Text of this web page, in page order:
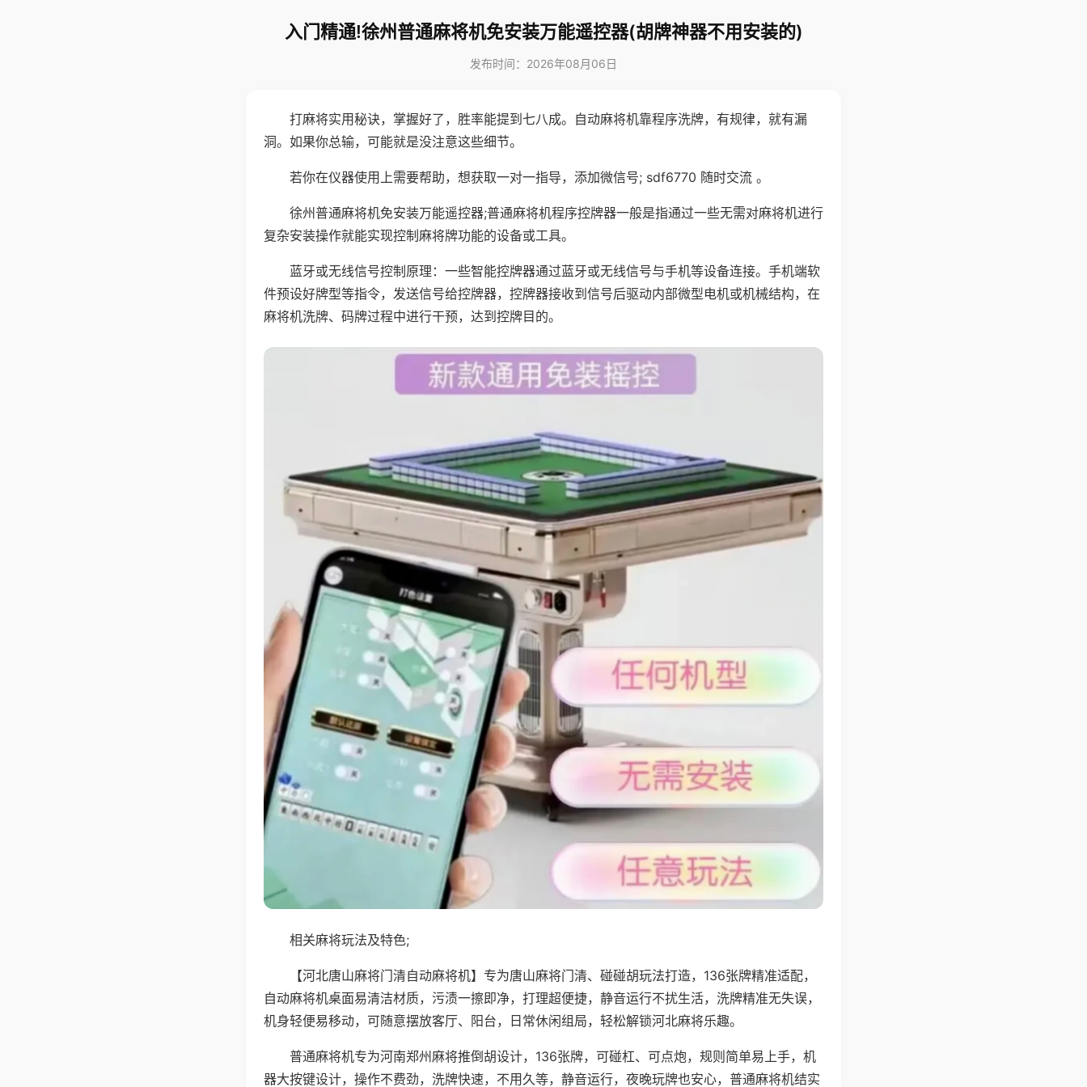
入门精通!徐州普通麻将机免安装万能遥控器(胡牌神器不用安装的)
发布时间：2026年08月06日
打麻将实用秘诀，掌握好了，胜率能提到七八成。自动麻将机靠程序洗牌，有规律，就有漏
洞。如果你总输，可能就是没注意这些细节。
若你在仪器使用上需要帮助，想获取一对一指导，添加微信号; sdf6770 随时交流 。
徐州普通麻将机免安装万能遥控器;普通麻将机程序控牌器一般是指通过一些无需对麻将机进行
复杂安装操作就能实现控制麻将牌功能的设备或工具。
蓝牙或无线信号控制原理：一些智能控牌器通过蓝牙或无线信号与手机等设备连接。手机端软
件预设好牌型等指令，发送信号给控牌器，控牌器接收到信号后驱动内部微型电机或机械结构，在
麻将机洗牌、码牌过程中进行干预，达到控牌目的。
相关麻将玩法及特色;
【河北唐山麻将门清自动麻将机】专为唐山麻将门清、碰碰胡玩法打造，136张牌精准适配，
自动麻将机桌面易清洁材质，污渍一擦即净，打理超便捷，静音运行不扰生活，洗牌精准无失误，
机身轻便易移动，可随意摆放客厅、阳台，日常休闲组局，轻松解锁河北麻将乐趣。
普通麻将机专为河南郑州麻将推倒胡设计，136张牌，可碰杠、可点炮，规则简单易上手，机
器大按键设计，操作不费劲，洗牌快速，不用久等，静音运行，夜晚玩牌也安心，普通麻将机结实